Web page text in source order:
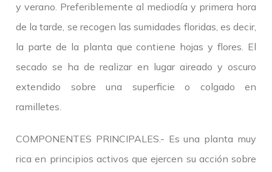
y verano. Preferiblemente al mediodía y primera hora
de la tarde, se recogen las sumidades floridas, es decir,
la parte de la planta que contiene hojas y flores. El
secado se ha de realizar en lugar aireado y oscuro
extendido sobre una superficie o colgado en
ramilletes.
COMPONENTES PRINCIPALES.- Es una planta muy
rica en principios activos que ejercen su acción sobre